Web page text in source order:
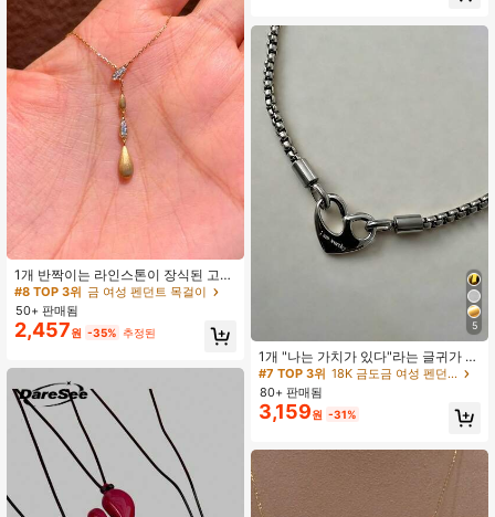
1개 반짝이는 라인스톤이 장식된 고급
티어드롭 펜던트 목걸이, 술 장식 디자
인, 여성용 패션 주얼리, 우아한 일상
복 및 파티 용 완벽한 장식품
#8 TOP 3위
금 여성 펜던트 목걸이
높은 재방문 고객
#8 TOP 3위 금 여성 펜던트 목걸이
높은 재방문 고객
거의 매진!
#8 TOP 3위 금 여성 펜던트 목걸이
높은 재방문 고객
거의 매진!
#8 TOP 3위
높은 재방문 고객
거의 매진!
50+ 판매됨
2,457원 -35% 추정된
5
1개 "나는 가치가 있다"라는 글귀가 새
겨진 스테인리스 스틸 하트 펜던트 목
걸이, 유니섹스 초커 목걸이, 자신에게
선물로 적합
#7 TOP 3위
18K 금도금 여성 펜던트 목걸이
높은 재방문 고객
#7 TOP 3위
18K 금도금 여성 펜던트 목걸이
높은 재방문 고객
#7 TOP 3위
높은 재방문 고객
80+ 판매됨
3,159원 -31%